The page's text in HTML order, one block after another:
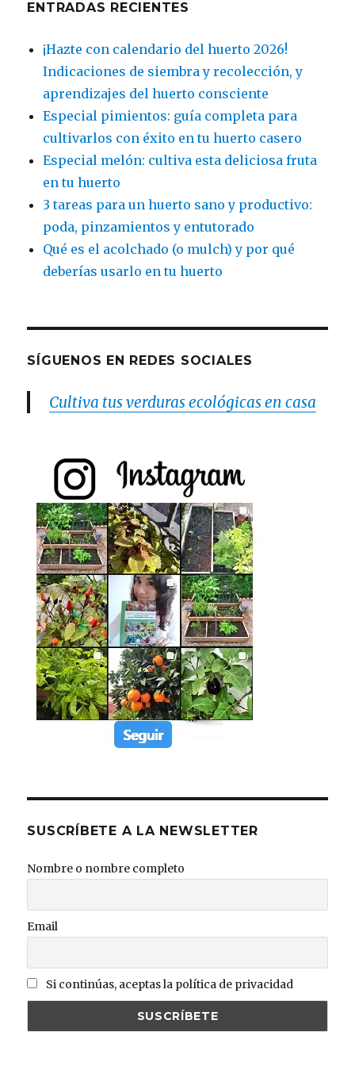
ENTRADAS RECIENTES
¡Hazte con calendario del huerto 2026!
Indicaciones de siembra y recolección, y
aprendizajes del huerto consciente
Especial pimientos: guía completa para
cultivarlos con éxito en tu huerto casero
Especial melón: cultiva esta deliciosa fruta
en tu huerto
3 tareas para un huerto sano y productivo:
poda, pinzamientos y entutorado
Qué es el acolchado (o mulch) y por qué
deberías usarlo en tu huerto
SÍGUENOS EN REDES SOCIALES
Cultiva tus verduras ecológicas en casa
SUSCRÍBETE A LA NEWSLETTER
Nombre o nombre completo
Email
Si continúas, aceptas la política de privacidad